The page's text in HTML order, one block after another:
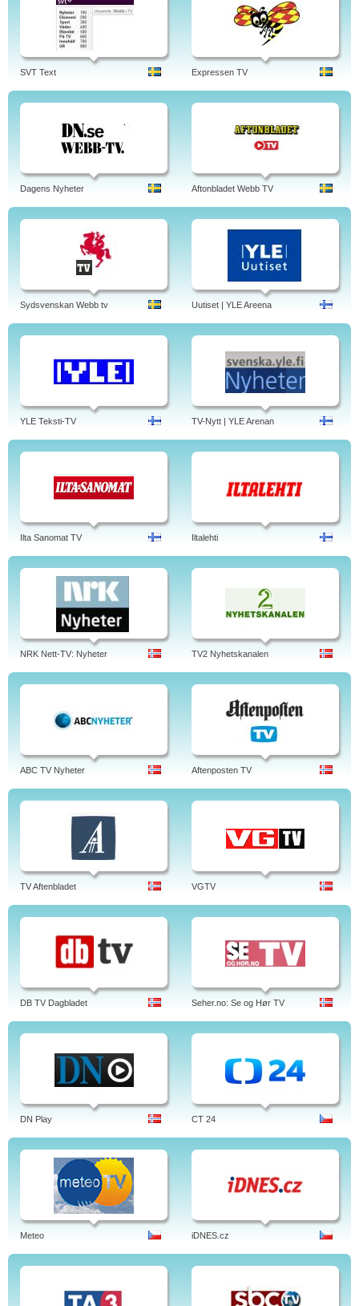
SVT Text Expressen TV
Dagens Nyheter Aftonbladet Webb TV
Sydsvenskan Webb tv Uutiset | YLE Areena
YLE Teksti-TV TV-Nytt | YLE Arenan
Ilta Sanomat TV Iltalehti
NRK Nett-TV: Nyheter TV2 Nyhetskanalen
ABC TV Nyheter Aftenposten TV
TV Aftenbladet VGTV
DB TV Dagbladet Seher.no: Se og Hør TV
DN Play CT 24
Meteo iDNES.cz